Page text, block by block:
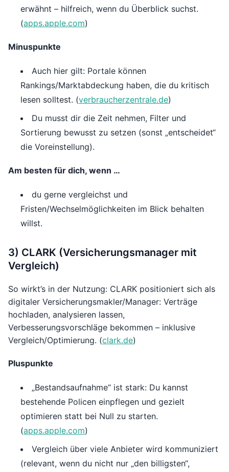
erwähnt – hilfreich, wenn du Überblick suchst.
(apps.apple.com)
Minuspunkte
Auch hier gilt: Portale können
Rankings/Marktabdeckung haben, die du kritisch
lesen solltest. (verbraucherzentrale.de)
Du musst dir die Zeit nehmen, Filter und
Sortierung bewusst zu setzen (sonst „entscheidet“
die Voreinstellung).
Am besten für dich, wenn …
du gerne vergleichst und
Fristen/Wechselmöglichkeiten im Blick behalten
willst.
3) CLARK (Versicherungsmanager mit
Vergleich)
So wirkt’s in der Nutzung: CLARK positioniert sich als
digitaler Versicherungsmakler/Manager: Verträge
hochladen, analysieren lassen,
Verbesserungsvorschläge bekommen – inklusive
Vergleich/Optimierung. (clark.de)
Pluspunkte
„Bestandsaufnahme“ ist stark: Du kannst
bestehende Policen einpflegen und gezielt
optimieren statt bei Null zu starten.
(apps.apple.com)
Vergleich über viele Anbieter wird kommuniziert
(relevant, wenn du nicht nur „den billigsten“,